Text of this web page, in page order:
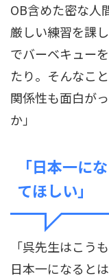
OB含めた密な人
厳しい練習を課
でバーベキュー
たり。そんなこ
関係性も面白が
か」
「日本一に
てほしい」
「呉先生はこう
日本一になると